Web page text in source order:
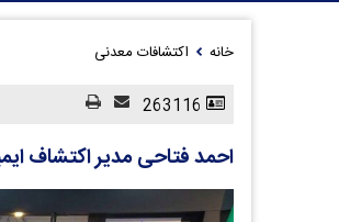
خانه اکتشافات معدنی
احمد فتاحی مدیر اکتشاف